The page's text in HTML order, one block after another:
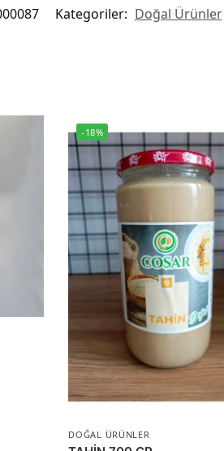
Kategoriler: Doğal Ürünler
-18%
DOĞAL ÜRÜNLER